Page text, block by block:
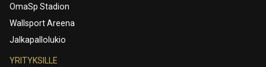
OmaSp Stadion
Wallsport Areena
Jalkapallolukio
YRITYKSILLE